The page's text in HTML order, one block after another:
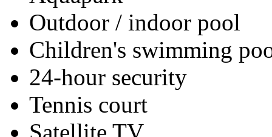
Outdoor / indoor pool
Children's swimming
24-hour security
Tennis court